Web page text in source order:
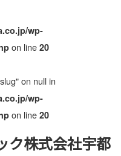
wp-
on line 20
on null in
wp-
on line 20
ク株式会社宇都